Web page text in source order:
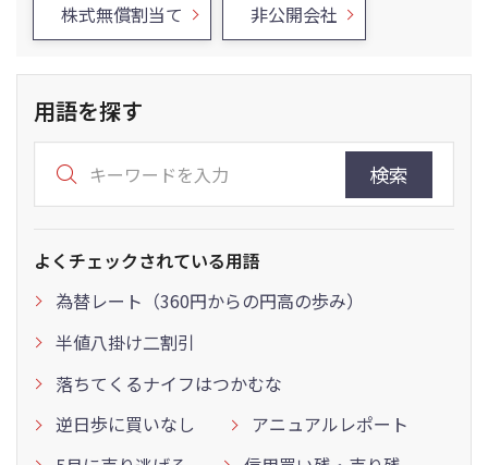
株式無償割当て 非公開会社
用語を探す
検索
よくチェックされている用語
為替レート（360円からの円高の歩み）
半値八掛け二割引
落ちてくるナイフはつかむな
逆日歩に買いなし
アニュアルレポート